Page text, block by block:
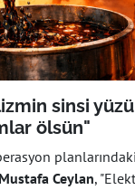
sinsi
ölsün"
Mustafa Ceylan,